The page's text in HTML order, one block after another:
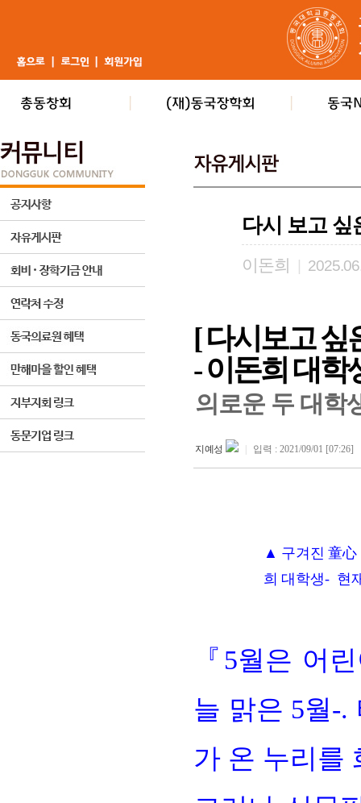
다시 보고 싶
이돈희
[ 다시보고 싶
- 이돈희 대학
의로운 두 대학
지예성 입력 : 2021/09/01 [07:26]
▲ 구겨진 童心
희 대학생- 현
『 5월은 어
늘 맑은 5월-.
가 온 누리를